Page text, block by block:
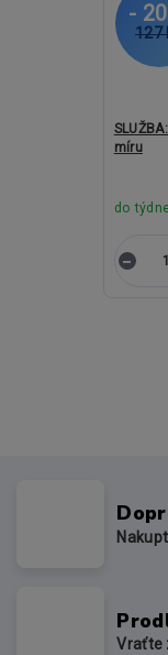
127
-
míru
do
Vraťte